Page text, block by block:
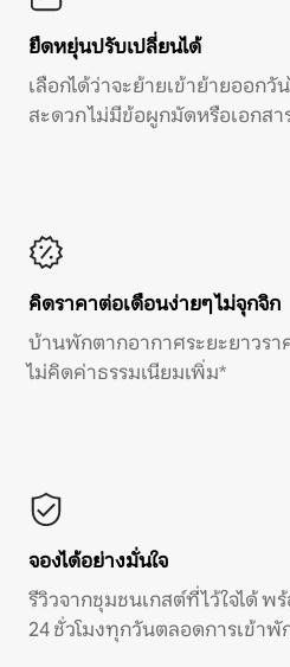
ยืดหยุ่นปรับเปลี่ยนได้
เลือกได้ว่าจะย้ายเข้าย้ายออกวั
สะดวก ไม่มีข้อผูกมัดหรือเอกสา
คิดราคาต่อเดือนง่ายๆ ไม่จุกจิก
บ้านพักตากอากาศระยะยาวรา
ไม่คิดค่าธรรมเนียมเพิ่ม*
จองได้อย่างมั่นใจ
รีวิวจากชุมชนเกสต์ที่ไว้ใจได้
24 ชั่วโมงทุกวันตลอดการเข้าพั